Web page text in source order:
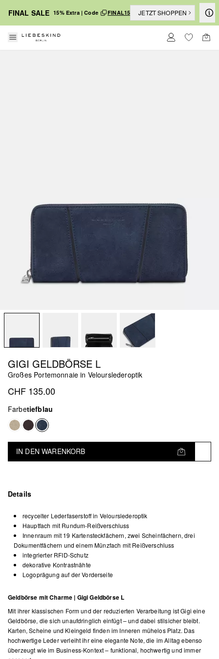
FINAL SALE 15% Extra | Code FINAL15 JETZT SHOPPEN
GIGI GELDBÖRSE L
Großes Portemonnaie in Velourslederoptik
CHF 135.00
Farbetiefblau
IN DEN WARENKORB
Details
recycelter Lederfaserstoff in Velourslederoptik
Hauptfach mit Rundum-Reißverschluss
Innenraum mit 19 Kartensteckfächern, zwei Scheinfächern, drei
Dokumentfächern und einem Münzfach mit Reißverschluss
integrierter RFID-Schutz
dekorative Kontrastnähte
Logoprägung auf der Vorderseite
Geldbörse mit Charme | Gigi Geldbörse L
Mit ihrer klassischen Form und der reduzierten Verarbeitung ist Gigi eine
Geldbörse, die sich unaufdringlich einfügt – und dabei stilsicher bleibt.
Karten, Scheine und Kleingeld finden im Inneren mühelos Platz. Das
hochwertige Leder verleiht ihr eine elegante Note, die im Alltag ebenso
überzeugt wie im Business-Kontext – funktional, hochwertig und immer